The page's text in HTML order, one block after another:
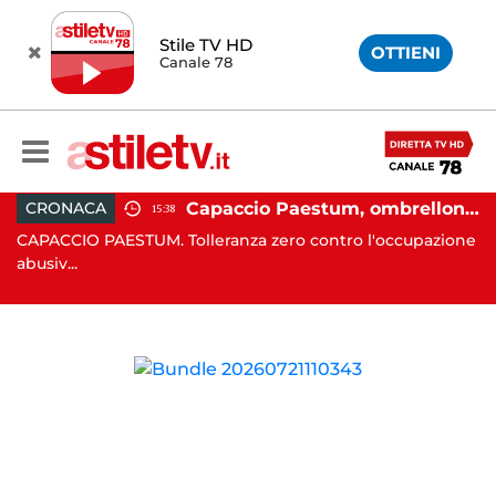
Stile TV HD
Canale 78 OTTIENI
CRONACA 15:38 Capaccio Paestum, ombrellone selvaggio: blitz della Municipale, sgomberate tutte le spiagge libere
CAPACCIO PAESTUM. Tolleranza zero contro l'occupazione
abusiv...